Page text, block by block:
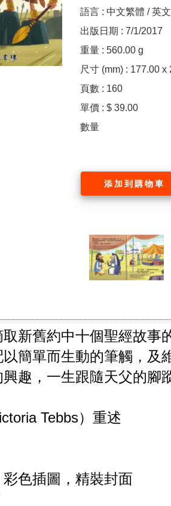
語言 : 中文繁體 / 英
出版日期 : 7/1/2017
重量 : 560.00 g
尺寸 (mm) : 177.00 x
頁數 : 160
單價 : $ 39.00
數量
添加到購物車
新舊約中十個聖經故事
簡單而生動的筆觸，及
趣，一生跟隨天父的腳
Tebbs）重述
色插圖，精裝封面